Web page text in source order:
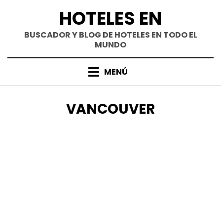
contenido
HOTELES EN
BUSCADOR Y BLOG DE HOTELES EN TODO EL
MUNDO
MENÚ
CATEGORÍA
:
VANCOUVER